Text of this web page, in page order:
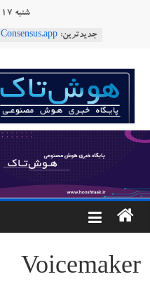
شنبه ۱۷ مرداد ۱۴۰۵
جدیدترین: Consensus.app
طبیعی فارسی
Robotics
ربات T‑800
هوشتاک
پایگاه
خبری
هوش
مصنوعی
Voicemaker